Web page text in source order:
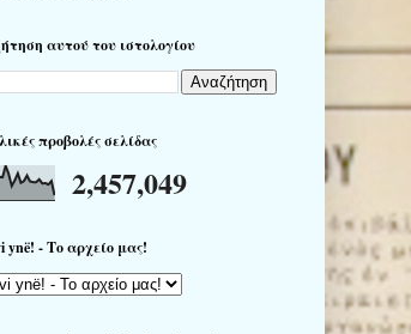
αυτού του ιστολογίου
προβολές σελίδας
2,457,049
ynë! - Το αρχείο μας!